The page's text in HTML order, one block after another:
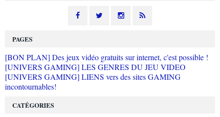
PAGES
[BON PLAN] Des jeux vidéo gratuits sur internet, c'est possible !
[UNIVERS GAMING] LES GENRES DU JEU VIDEO
[UNIVERS GAMING] LIENS vers des sites GAMING
incontournables!
CATÉGORIES